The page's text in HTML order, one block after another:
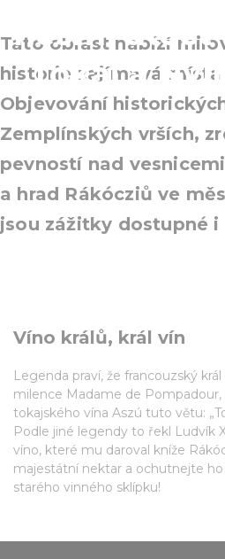
nesmí utéct
Tokaj a
Tato oblast nabízí
historie zajímavá
Objevování
Zemplínských vrších,
pevností nad
a hrad Rákócziů ve
jsou zážitky dostupné i
Víno králů, král vín
Legenda praví, že francouzský
milence Madame de Pompadour,
tokajského vína Aszú tuto větu:
Podle jiné legendy to řekl Ludvík
víno, které mu daroval kníže
majestátní nektar a ochutnejte
starého vinného sklípku!